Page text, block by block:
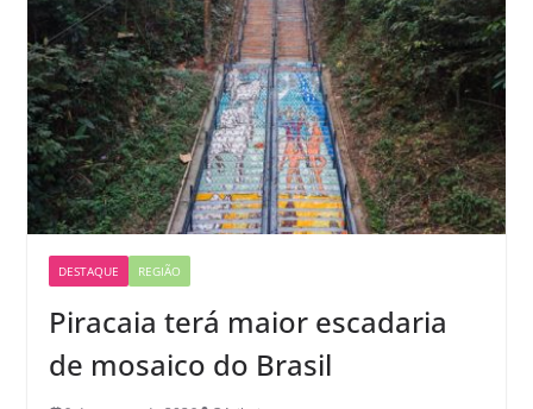
DESTAQUE REGIÃO
Piracaia terá maior escadaria
de mosaico do Brasil